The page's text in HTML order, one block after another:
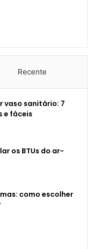
Recente
vaso sanitário: 7
e fáceis
os BTUs do ar-
como escolher